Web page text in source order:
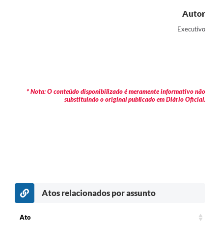
Autor
Executivo
* Nota: O conteúdo disponibilizado é meramente informativo não
substituindo o original publicado em Diário Oficial.
Atos relacionados por assunto
Ato